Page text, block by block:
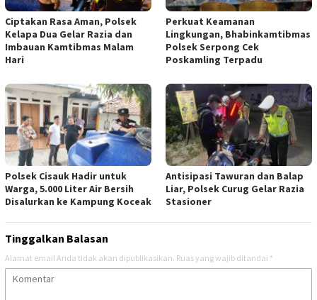
Ciptakan Rasa Aman, Polsek
Kelapa Dua Gelar Razia dan
Imbauan Kamtibmas Malam
Hari
Perkuat Keamanan
Lingkungan, Bhabinkamtibmas
Polsek Serpong Cek
Poskamling Terpadu
Polsek Cisauk Hadir untuk
Warga, 5.000 Liter Air Bersih
Disalurkan ke Kampung Koceak
Antisipasi Tawuran dan Balap
Liar, Polsek Curug Gelar Razia
Stasioner
Tinggalkan Balasan
Alamat email Anda tidak akan dipublikasikan. Ruas yang wajib ditandai *